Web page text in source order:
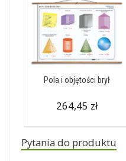
Pola i objętości brył
264,45 zł
Pytania do produktu